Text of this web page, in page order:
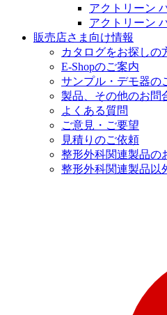
アクトリーン
アクトリーン
販売店さま向け情報
カタログをお探しの
E-Shopのご案内
サンプル・デモ器の
製品、その他のお問
よくある質問
ご意見・ご要望
見積りのご依頼
整形外科関連製品の
整形外科関連製品以